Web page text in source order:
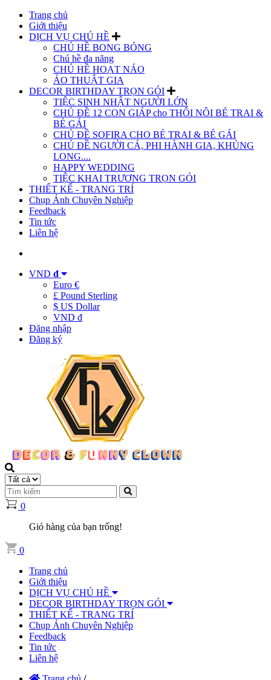
Trang chủ
Giới thiệu
DỊCH VỤ CHÚ HỀ
CHÚ HỀ BONG BÓNG
Chú hề đa năng
CHÚ HỀ HOẠT NÁO
ẢO THUẬT GIA
DECOR BIRTHDAY TRỌN GÓI
TIỆC SINH NHẬT NGƯỜI LỚN
CHỦ ĐỀ 12 CON GIÁP cho THÔI NÔI BÉ TRAI &
BÉ GÁI
CHỦ ĐỀ SOFIRA CHO BÉ TRAI & BÉ GÁI
CHỦ ĐỀ NGƯỜI CÁ, PHI HÀNH GIA, KHỦNG
LONG....
HAPPY WEDDING
TIỆC KHAI TRƯƠNG TRỌN GÓI
THIẾT KẾ - TRANG TRÍ
Chụp Ảnh Chuyên Nghiệp
Feedback
Tin tức
Liên hệ
VND đ
Euro €
£ Pound Sterling
$ US Dollar
VND đ
Đăng nhập
Đăng ký
0
Giỏ hàng của bạn trống!
0
Trang chủ
Giới thiệu
DỊCH VỤ CHÚ HỀ
DECOR BIRTHDAY TRỌN GÓI
THIẾT KẾ - TRANG TRÍ
Chụp Ảnh Chuyên Nghiệp
Feedback
Tin tức
Liên hệ